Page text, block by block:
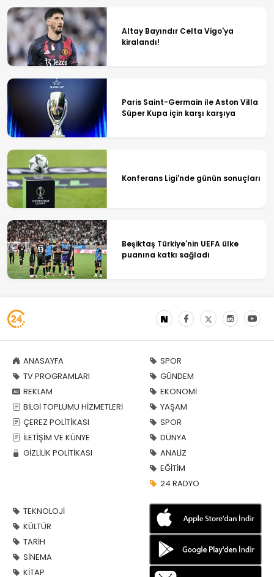
Altay Bayındır Celta Vigo'ya
kiralandı!
Paris Saint-Germain ile Aston Villa
Süper Kupa için karşı karşıya
Konferans Ligi'nde günün sonuçları
Beşiktaş Türkiye'nin UEFA ülke
puanına katkı sağladı
ANASAYFA
TV PROGRAMLARI
REKLAM
BİLGİ TOPLUMU HİZMETLERİ
ÇEREZ POLİTİKASI
İLETİŞİM VE KÜNYE
GİZLİLİK POLİTİKASI
SPOR
GÜNDEM
EKONOMİ
YAŞAM
SPOR
DÜNYA
ANALİZ
EĞİTİM
24 RADYO
TEKNOLOJİ
KÜLTÜR
TARİH
SİNEMA
KİTAP